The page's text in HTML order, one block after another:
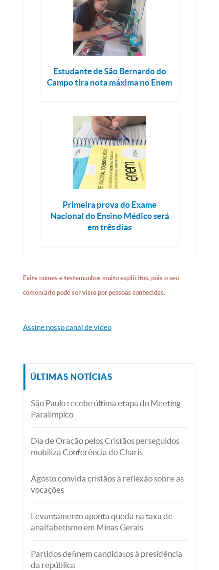
Estudante de São Bernardo do
Campo tira nota máxima no Enem
Primeira prova do Exame
Nacional do Ensino Médico será
em três dias
Evite nomes e testemunhos muito explícitos, pois o seu
comentário pode ser visto por pessoas conhecidas.
Assine nosso canal de vídeo
ÚLTIMAS NOTÍCIAS
São Paulo recebe última etapa do Meeting
Paralímpico
Dia de Oração pelos Cristãos perseguidos
mobiliza Conferência do Charis
Agosto convida cristãos à reflexão sobre as
vocações
Levantamento aponta queda na taxa de
analfabetismo em Minas Gerais
Partidos definem candidatos à presidência
da república